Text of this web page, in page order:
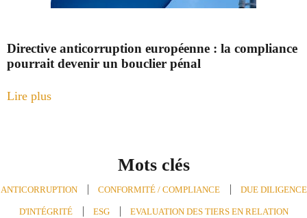
Directive anticorruption européenne : la compliance
pourrait devenir un bouclier pénal
Lire plus
Mots clés
ANTICORRUPTION CONFORMITÉ / COMPLIANCE DUE DILIGENCE
D'INTÉGRITÉ ESG EVALUATION DES TIERS EN RELATION